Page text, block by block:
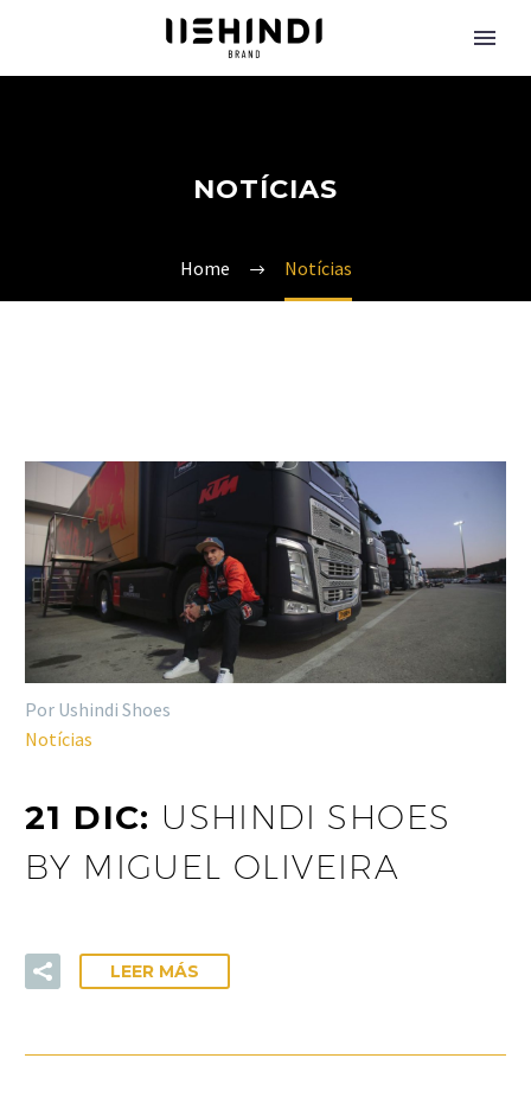
NOTÍCIAS
Home Notícias
Por Ushindi Shoes
Notícias
21 DIC: USHINDI SHOES
BY MIGUEL OLIVEIRA
LEER MÁS